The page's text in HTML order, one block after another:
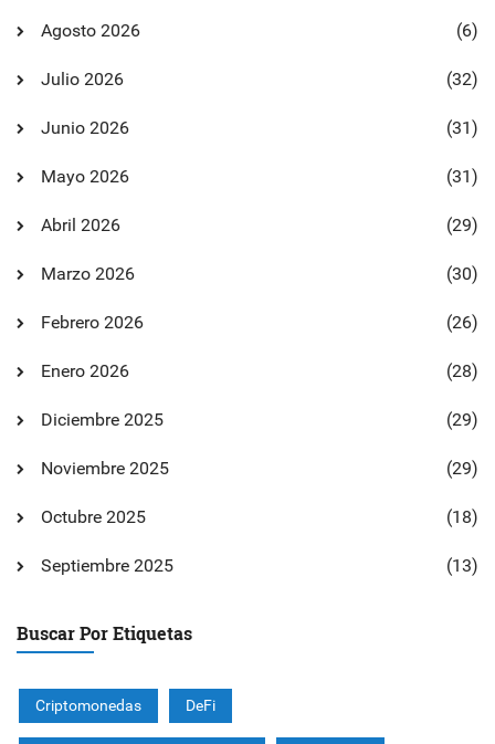
Agosto 2026 (6)
Julio 2026 (32)
Junio 2026 (31)
Mayo 2026 (31)
Abril 2026 (29)
Marzo 2026 (30)
Febrero 2026 (26)
Enero 2026 (28)
Diciembre 2025 (29)
Noviembre 2025 (29)
Octubre 2025 (18)
Septiembre 2025 (13)
Buscar Por Etiquetas
Criptomonedas DeFi